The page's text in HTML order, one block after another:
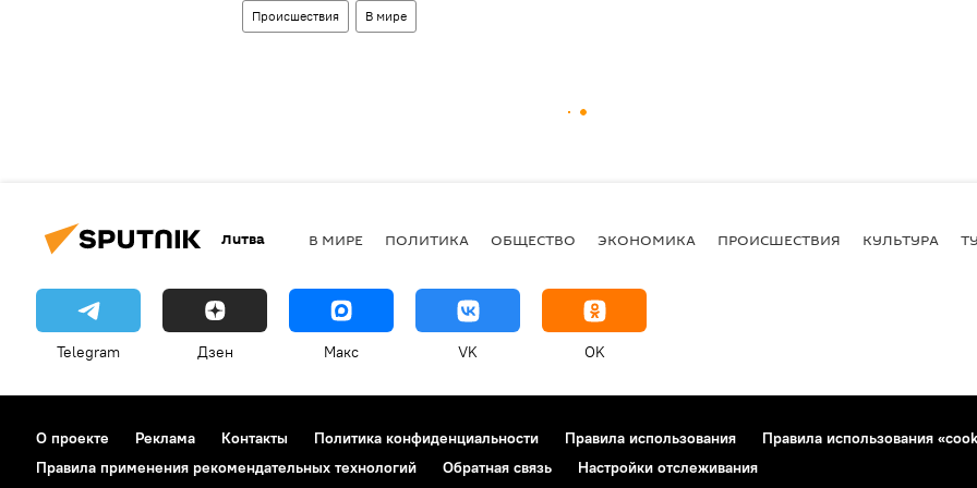
Происшествия В мире
Литва В МИРЕ ПОЛИТИКА ОБЩЕСТВО ЭКОНОМИКА ПРОИСШЕСТВИЯ КУЛЬТУРА
Telegram Дзен Макс VK OK
О проекте Реклама Контакты Политика конфиденциальности Правила использования
Правила использования
Правила применения рекомендательных технологий
Обратная связь Настройки отслеживания